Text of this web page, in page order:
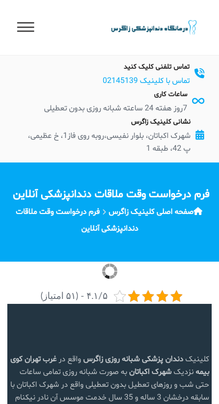
content
تماس تلفنی کلیک کنید
تماس با کلینیک 02145139
ساعات کاری
7روز هفته 24 ساعته شبانه روزی بدون تعطیلی
نشانی کلینیک زاگرس
شهرک اکباتان، بلوار نفیسی،روبه روی فاز1، خ عظیمی،
پ 42، طبقه 1
فرم درخواست وقت ملاقات دندانپزشکی آنلاین
صفحه اصلی کلینیک زاگرس
فرم درخواست وقت ملاقات
دندانپزشکی آنلاین
۴.۱/۵ - (۵۱ امتیاز)
کلینیکدندان پزشکی شبانه روزی زاگرس واقع در غرب تهرانکوی
بیمهنزدیکشهرک اکباتانبه صورت شبانه روزی تمامی ساعات
حتی شب و روزهای تعطیل بدون تعطیلی واقع در شهرک اکباتان با
سابقه درخشان 3 ساله و 35 سال خدمت موسس آن نادر نیکنام